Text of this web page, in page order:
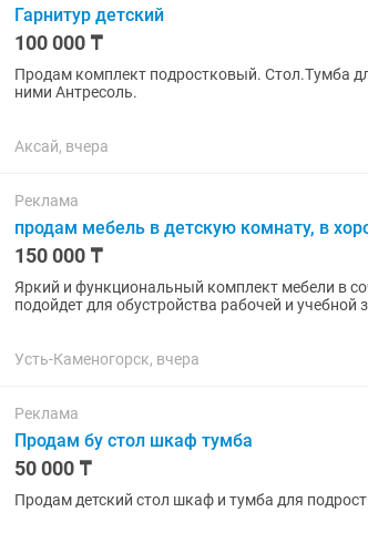
Гарнитур детский
100 000 ₸
Продам комплект подростковый. Стол.Тумба
ними Антресоль.
Аксай, вчера
Реклама
продам мебель в детскую комнату, в
150 000 ₸
Яркий и функциональный комплект мебели в
подойдет для обустройства рабочей и
Усть-Каменогорск, вчера
Реклама
Продам бу стол шкаф тумба
50 000 ₸
Продам детский стол шкаф и тумба для